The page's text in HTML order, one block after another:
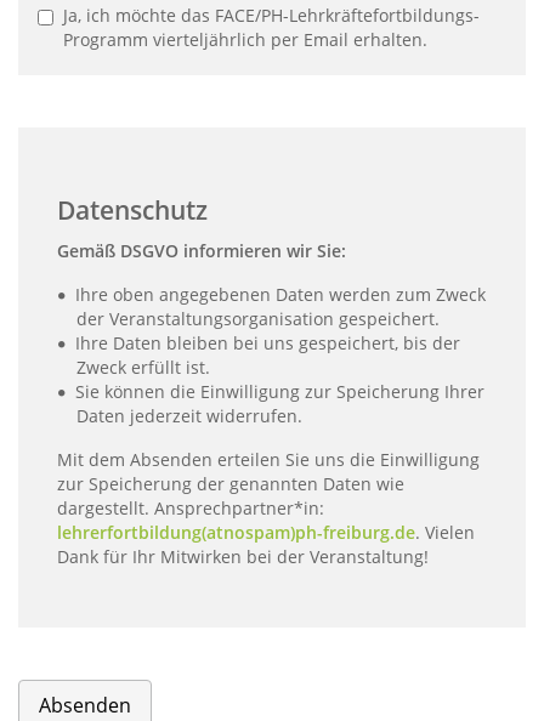
Ja, ich möchte das FACE/PH-Lehrkräftefortbildungs-
Programm vierteljährlich per Email erhalten.
Datenschutz
Gemäß DSGVO informieren wir Sie:
Ihre oben angegebenen Daten werden zum Zweck
der Veranstaltungsorganisation gespeichert.
Ihre Daten bleiben bei uns gespeichert, bis der
Zweck erfüllt ist.
Sie können die Einwilligung zur Speicherung Ihrer
Daten jederzeit widerrufen.
Mit dem Absenden erteilen Sie uns die Einwilligung
zur Speicherung der genannten Daten wie
dargestellt. Ansprechpartner*in:
lehrerfortbildung(atnospam)ph-freiburg.de. Vielen
Dank für Ihr Mitwirken bei der Veranstaltung!
Absenden